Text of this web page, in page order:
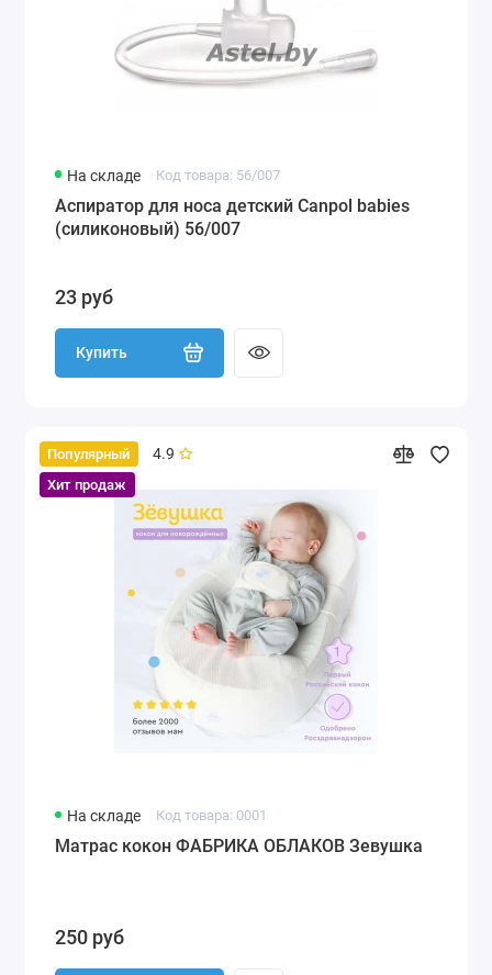
На складе Код товара: 56/007
Аспиратор для носа детский Canpol babies
(силиконовый) 56/007
23 руб
Купить
Популярный
Хит продаж
4.9
На складе Код товара: 0001
Матрас кокон ФАБРИКА ОБЛАКОВ Зевушка
250 руб